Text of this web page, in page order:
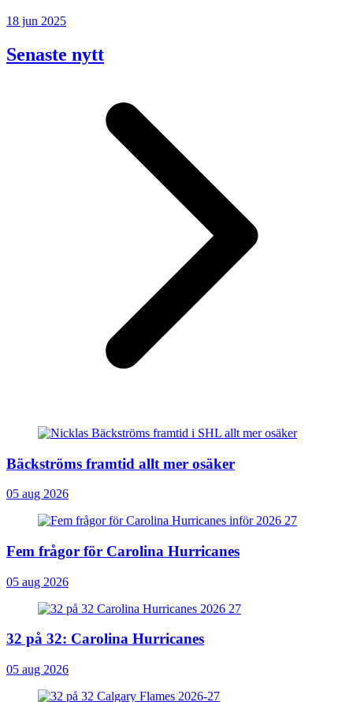
18 jun 2025
Senaste nytt
Bäckströms framtid allt mer osäker
05 aug 2026
Fem frågor för Carolina Hurricanes
05 aug 2026
32 på 32: Carolina Hurricanes
05 aug 2026